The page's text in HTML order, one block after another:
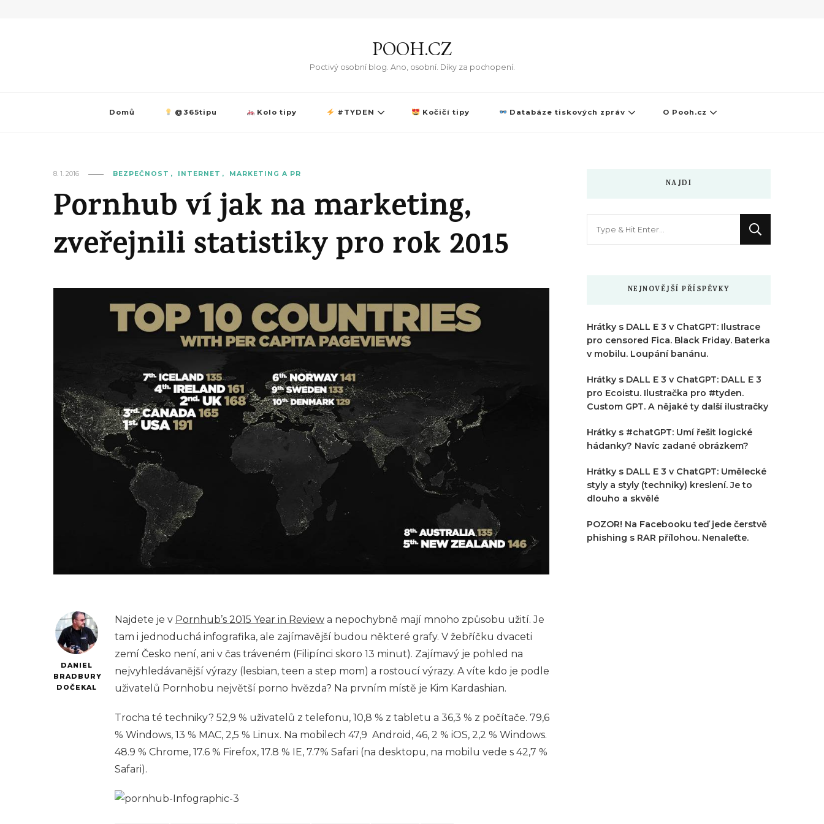
POOH.CZ
Poctivý osobní blog. Ano, osobní. Díky za pochopení.
Domů @365tipu Kolo tipy #TYDEN Kočičí tipy Databáze tiskových zpráv O Pooh.cz
8. 1. 2016 BEZPEČNOST INTERNET MARKETING A PR
Pornhub ví jak na marketing,
zveřejnili statistiky pro rok 2015
DANIEL
BRADBURY
DOČEKAL
Najdete je v Pornhub’s 2015 Year in Review a nepochybně mají mnoho způsobu užití. Je
tam i jednoduchá infografika, ale zajímavější budou některé grafy. V žebříčku dvaceti
zemí Česko není, ani v čas tráveném (Filipínci skoro 13 minut). Zajímavý je pohled na
nejvyhledávanější výrazy (lesbian, teen a step mom) a rostoucí výrazy. A víte kdo je podle
uživatelů Pornhobu největší porno hvězda? Na prvním místě je Kim Kardashian.
Trocha té techniky? 52,9 % uživatelů z telefonu, 10,8 % z tabletu a 36,3 % z počítače. 79,6
% Windows, 13 % MAC, 2,5 % Linux. Na mobilech 47,9 Android, 46, 2 % iOS, 2,2 % Windows.
48.9 % Chrome, 17.6 % Firefox, 17.8 % IE, 7.7% Safari (na desktopu, na mobilu vede s 42,7 %
Safari).
NAJDI
NEJNOVĚJŠÍ PŘÍSPĚVKY
Hrátky s DALL E 3 v ChatGPT: Ilustrace
pro censored Fica. Black Friday. Baterka
v mobilu. Loupání banánu.
Hrátky s DALL E 3 v ChatGPT: DALL E 3
pro Ecoistu. Ilustračka pro #tyden.
Custom GPT. A nějaké ty další ilustračky
Hrátky s #chatGPT: Umí řešit logické
hádanky? Navíc zadané obrázkem?
Hrátky s DALL E 3 v ChatGPT: Umělecké
styly a styly (techniky) kreslení. Je to
dlouho a skvělé
POZOR! Na Facebooku teď jede čerstvě
phishing s RAR přílohou. Nenaleťte.